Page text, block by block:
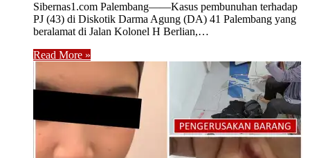
Sibernas1.com Palembang——Kasus pembunuhan terhadap
PJ (43) di Diskotik Darma Agung (DA) 41 Palembang yang
beralamat di Jalan Kolonel H Berlian,…
Read More »